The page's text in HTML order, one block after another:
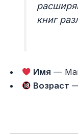
книг
Имя —
Возраст